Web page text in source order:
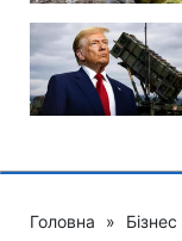
Головна » Бізнес